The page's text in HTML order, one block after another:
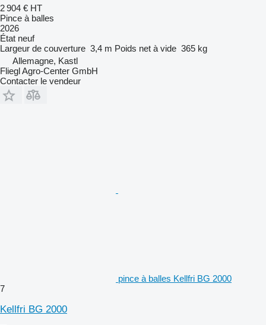
2 904 € HT
Pince à balles
2026
État neuf
Largeur de couverture 3,4 m Poids net à vide 365 kg
Allemagne, Kastl
Fliegl Agro-Center GmbH
Contacter le vendeur
pince à balles Kellfri BG 2000
7
Kellfri BG 2000